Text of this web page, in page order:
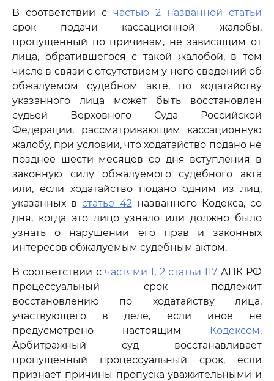
В соответствии с частью 2 названной статьи
срок подачи кассационной жалобы,
пропущенный по причинам, не зависящим от
лица, обратившегося с такой жалобой, в том
числе в связи с отсутствием у него сведений об
обжалуемом судебном акте, по ходатайству
указанного лица может быть восстановлен
судьей Верховного Суда Российской
Федерации, рассматривающим кассационную
жалобу, при условии, что ходатайство подано не
позднее шести месяцев со дня вступления в
законную силу обжалуемого судебного акта
или, если ходатайство подано одним из лиц,
указанных встатье 42названного Кодекса, со
дня, когда это лицо узнало или должно было
узнать о нарушении его прав и законных
интересов обжалуемым судебным актом.
В соответствии с частями 1, 2 статьи 117 АПК РФ
процессуальный срок подлежит
восстановлению по ходатайству лица,
участвующего в деле, если иное не
предусмотрено настоящим
Кодексом.
Арбитражный суд восстанавливает
пропущенный процессуальный срок, если
признает причины пропуска уважительными и